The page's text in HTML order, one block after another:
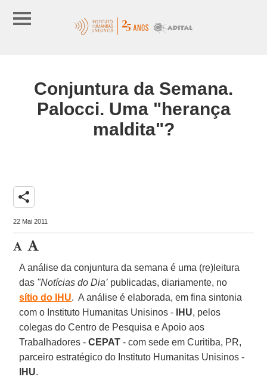
Conjuntura da Semana.
Palocci. Uma "herança
maldita"?
share
22 Mai 2011
A análise da conjuntura da semana é uma (re)leitura
das "Notícias do Dia’ publicadas, diariamente, no
sítio do IHU. A análise é elaborada, em fina sintonia
com o Instituto Humanitas Unisinos -
IHU, pelos
colegas do Centro de Pesquisa e Apoio aos
Trabalhadores -CEPAT - com sede em Curitiba, PR,
parceiro estratégico do Instituto Humanitas Unisinos -
IHU.